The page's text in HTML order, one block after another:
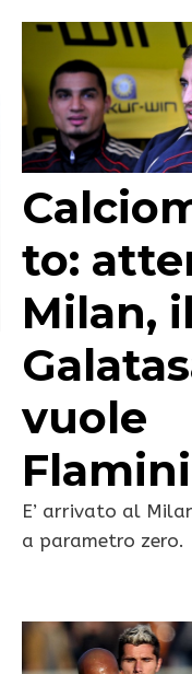
to:
Milan, il
vuole
Flamini
E’ arrivato al
a parametro zero.